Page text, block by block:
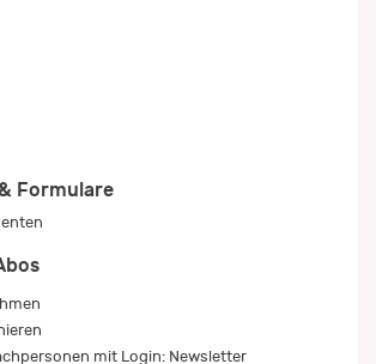
Formulare
mit Login: Newsletter